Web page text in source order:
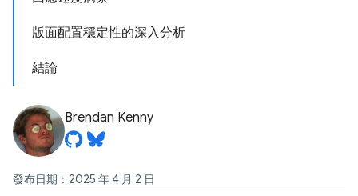
版面配置穩定性的深入分析
結論
Brendan Kenny
發布日期：2025 年 4 月 2 日